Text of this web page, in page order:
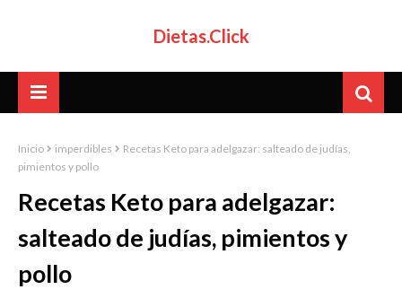
Dietas.Click
Inicio imperdibles
Recetas Keto para adelgazar: salteado de judías,
pimientos y pollo
Recetas Keto para adelgazar:
salteado de judías, pimientos y
pollo